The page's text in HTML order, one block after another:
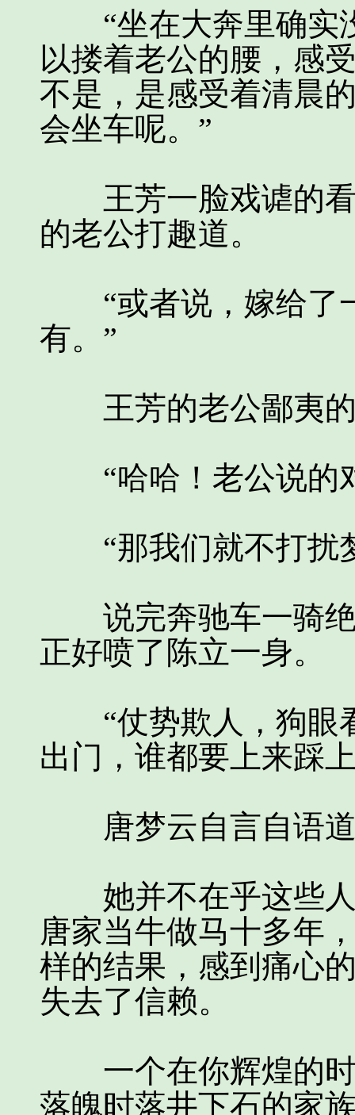
“坐在大奔里确实
以搂着老公的腰，感
不是，是感受着清晨
会坐车呢。”
王芳一脸戏谑的看
的老公打趣道。
“或者说，嫁给了
有。”
王芳的老公鄙夷的
“哈哈！老公说的
“那我们就不打扰
说完奔驰车一骑绝
正好喷了陈立一身。
“仗势欺人，狗眼
出门，谁都要上来踩
唐梦云自言自语
她并不在乎这些人
唐家当牛做马十多年
样的结果，感到痛心
失去了信赖。
一个在你辉煌的时
落魄时落井下石的家